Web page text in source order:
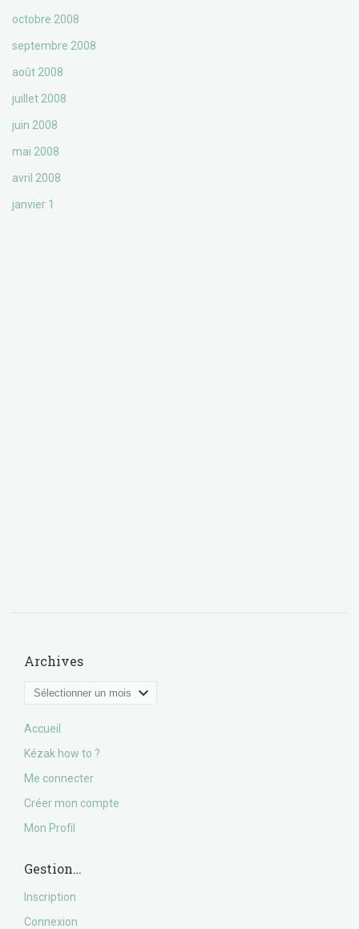
octobre 2008
septembre 2008
août 2008
juillet 2008
juin 2008
mai 2008
avril 2008
janvier 1
Archives
Archives
Accueil
Kézak how to ?
Me connecter
Créer mon compte
Mon Profil
Gestion…
Inscription
Connexion